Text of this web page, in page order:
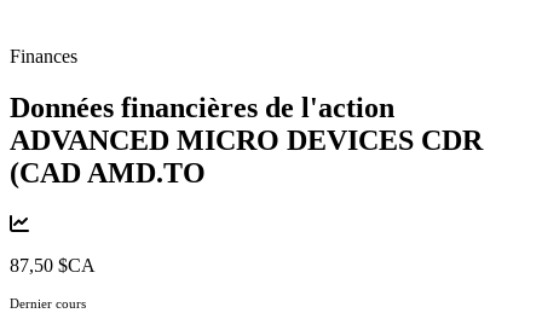
Finances
Données financières de l'action
ADVANCED MICRO DEVICES CDR
(CAD AMD.TO
87,50 $CA
Dernier cours